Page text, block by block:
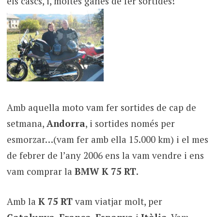
Amb aquella moto vam fer sortides de cap de
setmana, Andorra, i sortides només per
esmorzar…(vam fer amb ella 15.000 km) i el mes
de febrer de l’any 2006 ens la vam vendre i ens
vam comprar la BMW K 75 RT.
Amb la K 75 RTvam viatjar molt, per